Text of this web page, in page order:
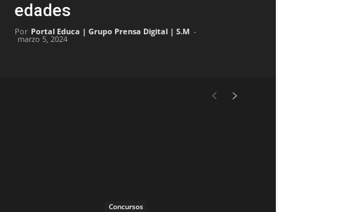
edades
Por Portal Educa | Grupo Prensa Digital | S.M -
marzo 5, 2024
Concursos